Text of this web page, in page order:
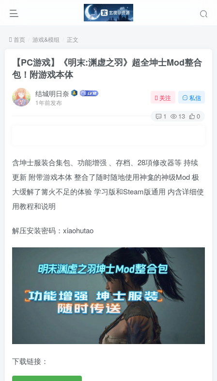
首页 游戏&模组 正文
【PC游戏】《明末:渊虚之羽》超全坤士Mod整合
包！附游戏本体
结城明日奈
1年前发布
关注 私信
1 13 0
含坤士服装合集包、功能增强 、存档、28項修改器等 持续
更新 附带游戏本体 整合了随时随地使用神龛的神级Mod 极
大缓解了篝火不足的体验 学习版和Steam版通用 内含详细使
用教程和说明
解压安装密码：xiaohutao
下载链接：